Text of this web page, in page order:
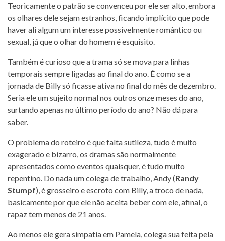
Teoricamente o patrão se convenceu por ele ser alto, embora
os olhares dele sejam estranhos, ficando implícito que pode
haver ali algum um interesse possivelmente romântico ou
sexual, já que o olhar do homem é esquisito.
Também é curioso que a trama só se mova para linhas
temporais sempre ligadas ao final do ano. É como se a
jornada de Billy só ficasse ativa no final do mês de dezembro.
Seria ele um sujeito normal nos outros onze meses do ano,
surtando apenas no último período do ano? Não dá para
saber.
O problema do roteiro é que falta sutileza, tudo é muito
exagerado e bizarro, os dramas são normalmente
apresentados como eventos quaisquer, é tudo muito
repentino. Do nada um colega de trabalho, Andy (Randy
Stumpf), é grosseiro e escroto com Billy, a troco de nada,
basicamente por que ele não aceita beber com ele, afinal, o
rapaz tem menos de 21 anos.
Ao menos ele gera simpatia em Pamela, colega sua feita pela